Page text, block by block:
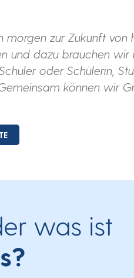
morgen zur Zukunft
und dazu brauchen
oder Schülerin,
können wir
was ist